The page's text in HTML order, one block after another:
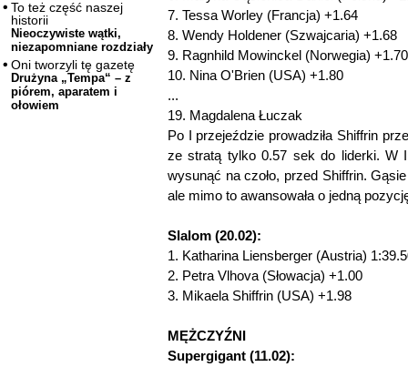
To też część naszej
historii
Nieoczywiste wątki,
niezapomniane rozdziały
Oni tworzyli tę gazetę
Drużyna „Tempa“ – z
piórem, aparatem i
ołowiem
7. Tessa Worley (Francja) +1.64
8. Wendy Holdener (Szwajcaria) +1.68
9. Ragnhild Mowinckel (Norwegia) +1.70
10. Nina O'Brien (USA) +1.80
...
19. Magdalena Łuczak
Po I przejeździe prowadziła Shiffrin
ze stratą tylko 0.57 sek do liderki. W
wysunąć na czoło, przed Shiffrin.
ale mimo to awansowała o jedną
Slalom (20.02):
1. Katharina Liensberger (Austria)
2. Petra Vlhova (Słowacja) +1.00
3. Mikaela Shiffrin (USA) +1.98
MĘŻCZYŹNI
Supergigant (11.02):